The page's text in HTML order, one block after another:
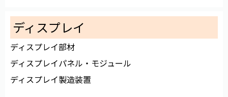
ディスプレイ
ディスプレイ部材
ディスプレイパネル・モジュール
ディスプレイ製造装置